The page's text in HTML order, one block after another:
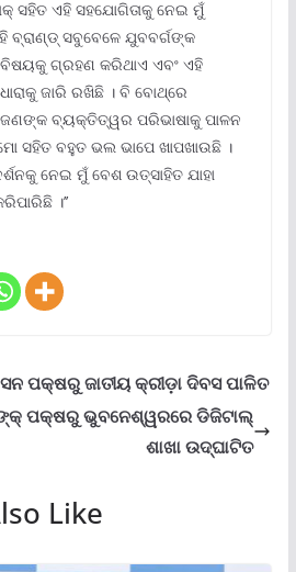
ସହିତ ଏହି ସହଯୋଗିତାକୁ ନେଇ ମୁଁ
ସବୁବେଳେ ଯୁବବର୍ଗଙ୍କ
ଗ୍ରହଣ କରିଥାଏ ଏବଂ ଏହି
ଜାରି ରଖିଛି । ବି ବୋଥ୍‌ରେ
ଜଣଙ୍କ ବ୍ୟକ୍ତିତ୍ୱର ପରିଭାଷାକୁ ପାଳନ
ସହିତ ବହୁତ ଭଲ ଭାପେ ଖାପଖାଉଛି ।
ନେଇ ମୁଁ ବେଶ ଉତ୍ସାହିତ ଯାହା
।’’
ପକ୍ଷରୁ ଜାତୀୟ କ୍ରୀଡ଼ା ଦିବସ ପାଳିତ
ପକ୍ଷରୁ ଭୁବନେଶ୍ୱରରେ ଡିଜିଟାଲ୍
ଶାଖା ଉଦ୍‌ଘାଟିତ
Like